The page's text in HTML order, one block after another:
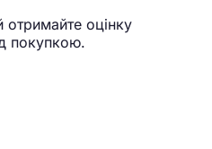
отримайте оцінку
покупкою.